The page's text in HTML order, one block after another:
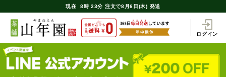
現在 8時 23分 注文で8月6日(木) 発送
ログイン